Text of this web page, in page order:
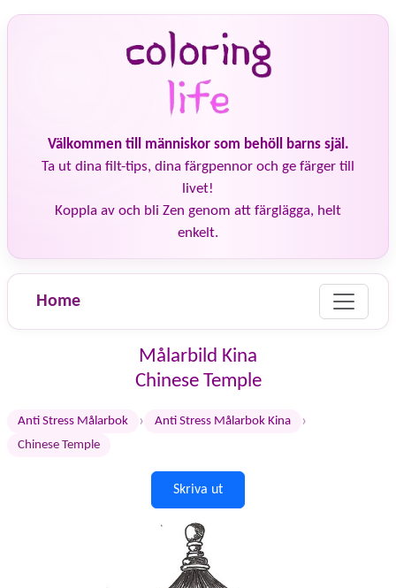
Välkommen till människor som behöll barns själ.
Ta ut dina filt-tips, dina färgpennor och ge färger till
livet!
Koppla av och bli Zen genom att färglägga, helt
enkelt.
Home
Målarbild Kina
Chinese Temple
Anti Stress Målarbok › Anti Stress Målarbok Kina ›
Chinese Temple
Skriva ut